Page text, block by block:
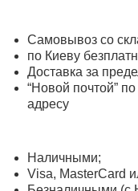
Самовывоз со
по Киеву
Доставка за
“Новой почтой”
адресу
Наличными;
Visa, MasterСard